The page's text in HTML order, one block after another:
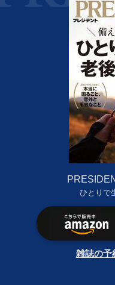
ひとりで
雑誌の予